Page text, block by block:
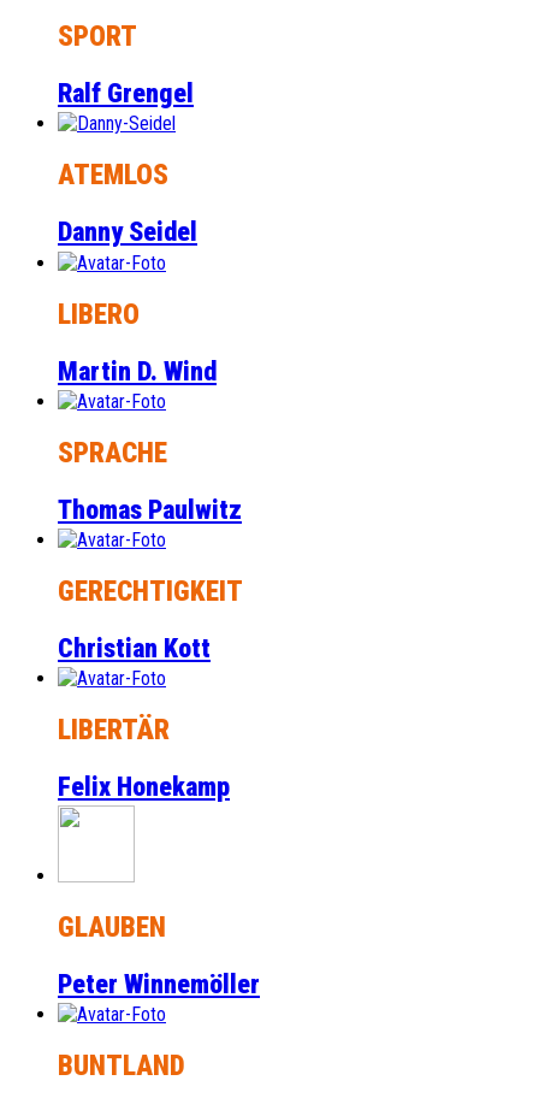
SPORT
Ralf Grengel
ATEMLOS
Danny Seidel
LIBERO
Martin D. Wind
SPRACHE
Thomas Paulwitz
GERECHTIGKEIT
Christian Kott
LIBERTÄR
Felix Honekamp
GLAUBEN
Peter Winnemöller
BUNTLAND